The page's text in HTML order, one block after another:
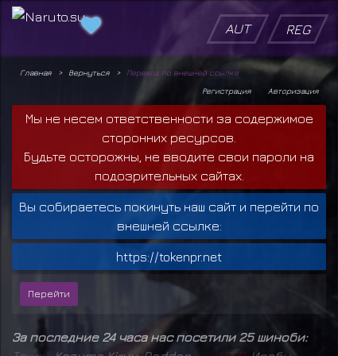
AUT REG
Главная Вернуться
Переход по внешней ссылке
Авторизация
Регистрация
Мы не несем ответственности за содержимое
сторонних ресурсов.
Будьте осторожны, не вводите свои пароли на
подозрительных сайтах.
Вы собираетесь покинуть наш сайт и перейти по
внешней ссылке:
https://tokenpr.net
За последние 24 часа нас посетили 25 шиноби: